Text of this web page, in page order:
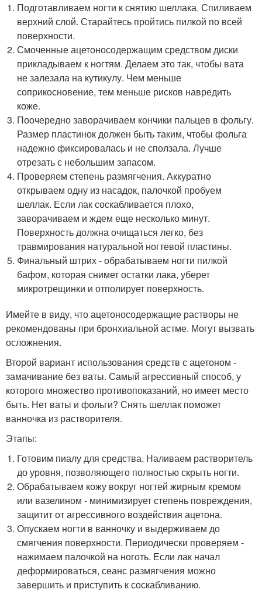
Подготавливаем ногти к снятию шеллака. Спиливаем
верхний слой. Старайтесь пройтись пилкой по всей
поверхности.
Смоченные ацетоносодержащим средством диски
прикладываем к ногтям. Делаем это так, чтобы вата
не залезала на кутикулу. Чем меньше
соприкосновение, тем меньше рисков навредить
коже.
Поочередно заворачиваем кончики пальцев в фольгу.
Размер пластинок должен быть таким, чтобы фольга
надежно фиксировалась и не сползала. Лучше
отрезать с небольшим запасом.
Проверяем степень размягчения. Аккуратно
открываем одну из насадок, палочкой пробуем
шеллак. Если лак соскабливается плохо,
заворачиваем и ждем еще несколько минут.
Поверхность должна очищаться легко, без
травмирования натуральной ногтевой пластины.
Финальный штрих - обрабатываем ногти пилкой
бафом, которая снимет остатки лака, уберет
микротрещинки и отполирует поверхность.
Имейте в виду, что ацетоносодержащие растворы не
рекомендованы при бронхиальной астме. Могут вызвать
осложнения.
Второй вариант использования средств с ацетоном -
замачивание без ваты. Самый агрессивный способ, у
которого множество противопоказаний, но имеет место
быть. Нет ваты и фольги? Снять шеллак поможет
ванночка из растворителя.
Этапы:
Готовим пиалу для средства. Наливаем растворитель
до уровня, позволяющего полностью скрыть ногти.
Обрабатываем кожу вокруг ногтей жирным кремом
или вазелином - минимизирует степень повреждения,
защитит от агрессивного воздействия ацетона.
Опускаем ногти в ванночку и выдерживаем до
смягчения поверхности. Периодически проверяем -
нажимаем палочкой на ноготь. Если лак начал
деформироваться, сеанс размягчения можно
завершить и приступить к соскабливанию.